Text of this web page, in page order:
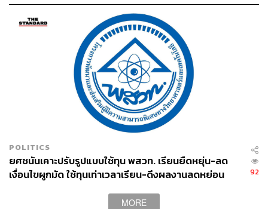
POLITICS
ยศชนันเคาะปรับรูปแบบใช้ทุน พสวท. เรียนยืดหยุ่น-ลด
เงื่อนไขผูกมัด ใช้ทุนเท่าเวลาเรียน-ดึงผลงานลดหย่อน
92
MORE